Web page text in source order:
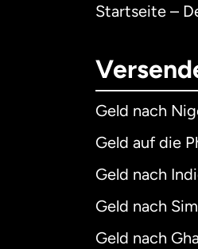
Startseite –
Geld nach
Geld auf die
Geld nach
Geld nach
Geld nach